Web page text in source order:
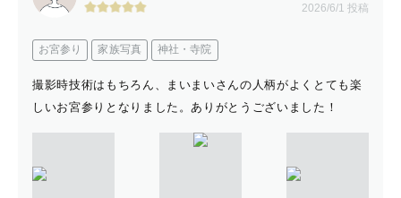
2026/6/1 投稿
お宮参り 家族写真 神社・寺院
撮影時技術はもちろん、まいまいさんの人柄がよくとても楽
しいお宮参りとなりました。ありがとうございました！